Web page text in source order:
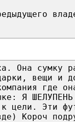
Она сумку
вещи и
где
Я ШЕЛУПЕНЬ
цели. Эти
Короч